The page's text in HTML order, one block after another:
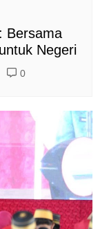
Bersama
Negeri
0